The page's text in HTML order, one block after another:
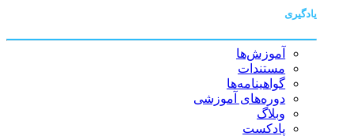
یادگیری
آموزش‌ها
مستندات
گواهینامه‌ها
دوره‌های آموزشی
وبلاگ
پادکست